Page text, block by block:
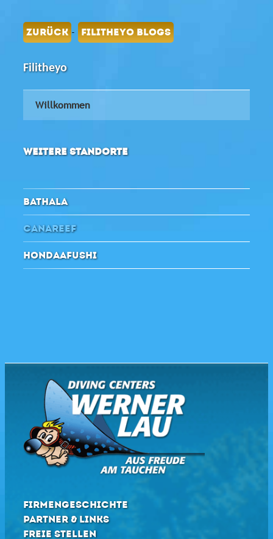
ZURÜCK - FILITHEYO BLOGS
Filitheyo
Willkommen
WEITERE STANDORTE
BATHALA
CANAREEF
HONDAAFUSHI
FIRMENGESCHICHTE
PARTNER & LINKS
FREIE STELLEN